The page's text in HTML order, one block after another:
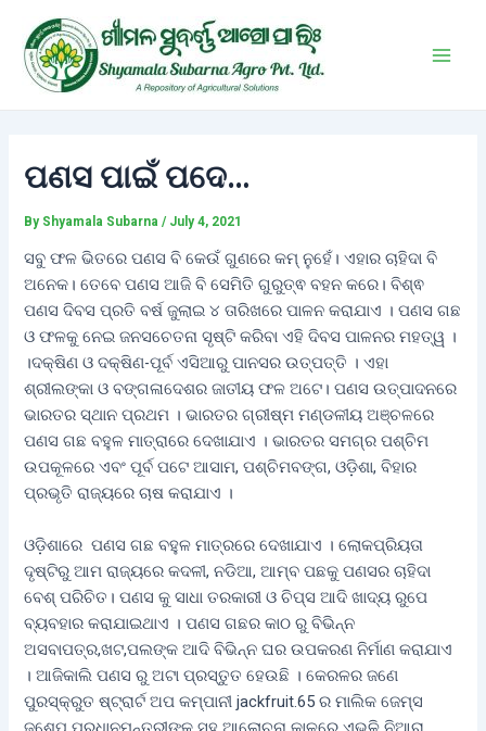
content
ପଣସ ପାଇଁ ପଦେ…
By Shyamala Subarna/ July 4, 2021
ସବୁ ଫଳ ଭିତରେ ପଣସ ବି କେଉଁ ଗୁଣରେ କମ୍ ନୁହେଁ। ଏହାର ଚାହିଦା ବି
ଅନେକ। ତେବେ ପଣସ ଆଜି ବି ସେମିତି ଗୁରୁତ୍ଵ ବହନ କରେ। ବିଶ୍ଵ
ପଣସ ଦିବସ ପ୍ରତି ବର୍ଷ ଜୁଲାଇ ୪ ତାରିଖରେ ପାଳନ କରାଯାଏ । ପଣସ ଗଛ
ଓ ଫଳକୁ ନେଇ ଜନସଚେତନା ସୃଷ୍ଟି କରିବା ଏହି ଦିବସ ପାଳନର ମହତ୍ୱ ।
।ଦକ୍ଷିଣ ଓ ଦକ୍ଷିଣ-ପୂର୍ବ ଏସିଆରୁ ପାନସର ଉତ୍ପତ୍ତି । ଏହା
ଶ୍ରୀଲଙ୍କା ଓ ବଙ୍ଗଳାଦେଶର ଜାତୀୟ ଫଳ ଅଟେ। ପଣସ ଉତ୍ପାଦନରେ
ଭାରତର ସ୍ଥାନ ପ୍ରଥମ । ଭାରତର ଗ୍ରୀଷ୍ମ ମଣ୍ଡଳୀୟ ଅଞ୍ଚଳରେ
ପଣସ ଗଛ ବହୁଳ ମାତ୍ରାରେ ଦେଖାଯାଏ । ଭାରତର ସମଗ୍ର ପଶ୍ଚିମ
ଉପକୂଳରେ ଏବଂ ପୂର୍ବ ପଟେ ଆସାମ, ପଶ୍ଚିମବଙ୍ଗ, ଓଡ଼ିଶା, ବିହାର
ପ୍ରଭୃତି ରାଜ୍ୟରେ ଚାଷ କରାଯାଏ ।
ଓଡ଼ିଶାରେ ପଣସ ଗଛ ବହୁଳ ମାତ୍ରରେ ଦେଖାଯାଏ । ଲୋକପ୍ରିୟତା
ଦୃଷ୍ଟିରୁ ଆମ ରାଜ୍ୟରେ କଦଳୀ, ନଡିଆ, ଆମ୍ବ ପଛକୁ ପଣସର ଚାହିଦା
ବେଶ୍ ପରିଚିତ। ପଣସ କୁ ସାଧା ତରକାରୀ ଓ ଚିପ୍ସ ଆଦି ଖାଦ୍ୟ ରୁପେ
ବ୍ୟବହାର କରାଯାଇଥାଏ । ପଣସ ଗଛର କାଠ ରୁ ବିଭିନ୍ନ
ଅସବାପତ୍ର,ଖଟ,ପଲଙ୍କ ଆଦି ବିଭିନ୍ନ ଘର ଉପକରଣ ନିର୍ମାଣ କରାଯାଏ
। ଆଜିକାଲି ପଣସ ରୁ ଅଟା ପ୍ରସ୍ତୁତ ହେଉଛି । କେରଳର ଜଣେ
ପୁରସ୍କ୍ରୁତ ଷ୍ଟ୍ରାର୍ଟ ଅପ କମ୍ପାନୀ jackfruit.65 ର ମାଲିକ ଜେମ୍ସ
navigation